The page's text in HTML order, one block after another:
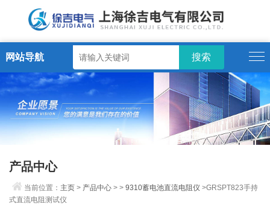
网站导航
产品中心
当前位置： 主页 > 产品中心 > >9310蓄电池直流电阻仪 >GRSPT823手持
式直流电阻测试仪